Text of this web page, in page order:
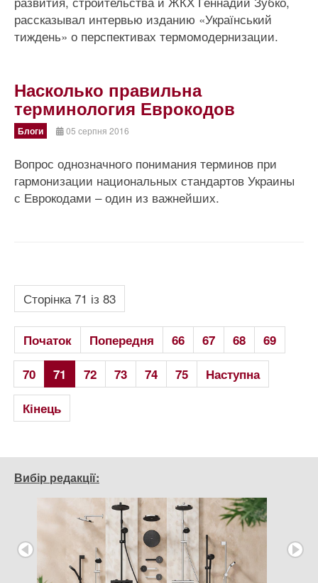
рассказывал интервью изданию «Український
тиждень» о перспективах термомодернизации.
Насколько правильна
терминология Еврокодов
Блоги 05 серпня 2016
Вопрос однозначного понимания терминов при
гармонизации национальных стандартов Украины
с Еврокодами – один из важнейших.
Сторінка 71 із 83
Початок Попередня 66 67 68
69
70
71 72 73 74 75
Наступна
Кінець
Вибір редакції: